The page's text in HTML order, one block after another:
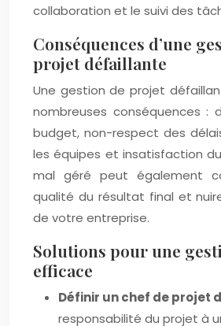
collaboration et le suivi des
Conséquences d’une
projet défaillante
Une gestion de projet
nombreuses conséquences :
budget, non-respect des
les équipes et insatisfaction
mal géré peut également
qualité du résultat final et
de votre entreprise.
Solutions pour une
efficace
Définir un chef de projet
responsabilité du projet à